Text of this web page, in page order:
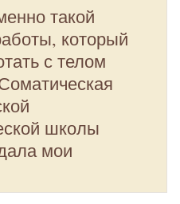
такой
который
с телом
школы
мои